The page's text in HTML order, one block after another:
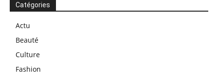
Catégories
Actu
Beauté
Culture
Fashion